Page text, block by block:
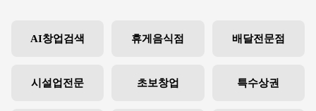
AI창업검색 휴게음식점 배달전문점
시설업전문 초보창업 특수상권